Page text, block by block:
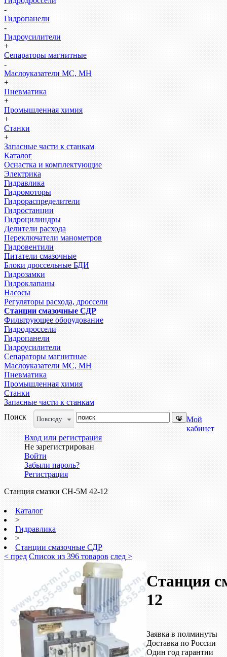
-
Гидропанели
-
Гидроусилители
+
Сепараторы магнитные
-
Маслоуказатели МС, МН
+
Пневматика
+
Промышленная химия
+
Станки
+
Запасные части к станкам
Каталог
Оснастка и комплектующие
Электрика
Гидравлика
Гидромоторы
Гидрораспределители
Гидростанции
Гидроцилиндры
Делители расхода
Переключатели манометров
Гидровентили
Питатели смазочные
Блоки дроссельные БДИ
Гидрозамки
Гидроклапаны
Насосы
Регуляторы расхода, дроссели
Станции смазочные СДР
Фильтрующее оборудование
Гидродроссели
Гидропанели
Гидроусилители
Сепараторы магнитные
Маслоуказатели МС, МН
Пневматика
Промышленная химия
Станки
Запасные части к станкам
Поиск
Повсюду
Мой
кабинет
Вход или регистрация
Не зарегистрирован
Войти
Забыли пароль?
Регистрация
Станция смазки СН-5М 42-12
Каталог
>
Гидравлика
>
Станции смазочные СДР
< пред Список из 396 товаров след >
Станция
12
Заявка в полминуты
Доставка по России
Один год гарантии